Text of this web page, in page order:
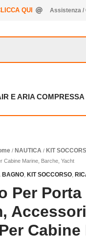
QUI Assistenza /
E ARIA COMPRESSA
/ NAUTICA / KIT
Cabine Marine, Barche, Yacht
BAGNO, KIT SOCCORSO,
Per